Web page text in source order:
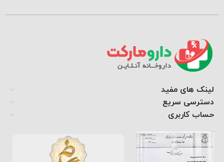
لینک های مفید
دسترسی سریع
حساب کاربری